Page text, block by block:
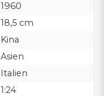
1960
18,5 cm
Kina
Asien
Italien
1:24